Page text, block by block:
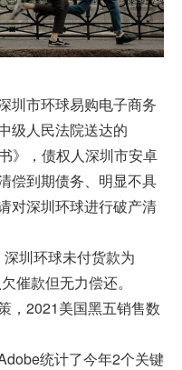
圳市环球易购电子商务
级人民法院送达的
》，债权人深圳市安卓
偿到期债务、明显不具
对深圳环球进行破产清
圳环球未付货款为
催款但无力偿还。
，2021美国黑五销售数
统计了今年2个关键